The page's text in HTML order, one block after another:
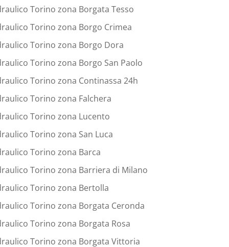
Torino zona Borgata Tesso
Torino zona Borgo Crimea
Torino zona Borgo Dora
Torino zona Borgo San Paolo
Torino zona Continassa 24h
Torino zona Falchera
Torino zona Lucento
Torino zona San Luca
Torino zona Barca
Torino zona Barriera di Milano
Torino zona Bertolla
Torino zona Borgata Ceronda
Torino zona Borgata Rosa
Torino zona Borgata Vittoria